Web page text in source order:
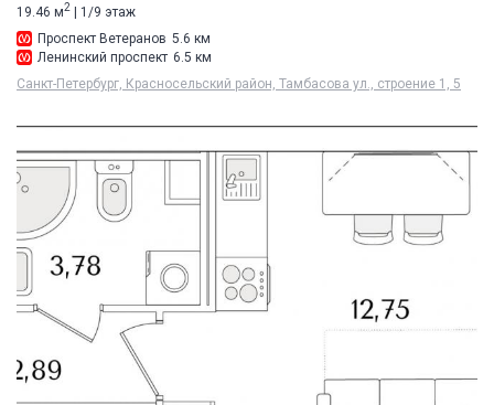
19.46 м2
| 1/9 этаж
Проспект Ветеранов 5.6 км
Ленинский проспект 6.5 км
Санкт-Петербург, Красносельский район, Тамбасова ул., строение 1, 5